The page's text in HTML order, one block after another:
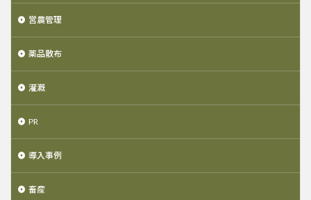
営農管理
薬品散布
灌漑
PR
導入事例
畜産